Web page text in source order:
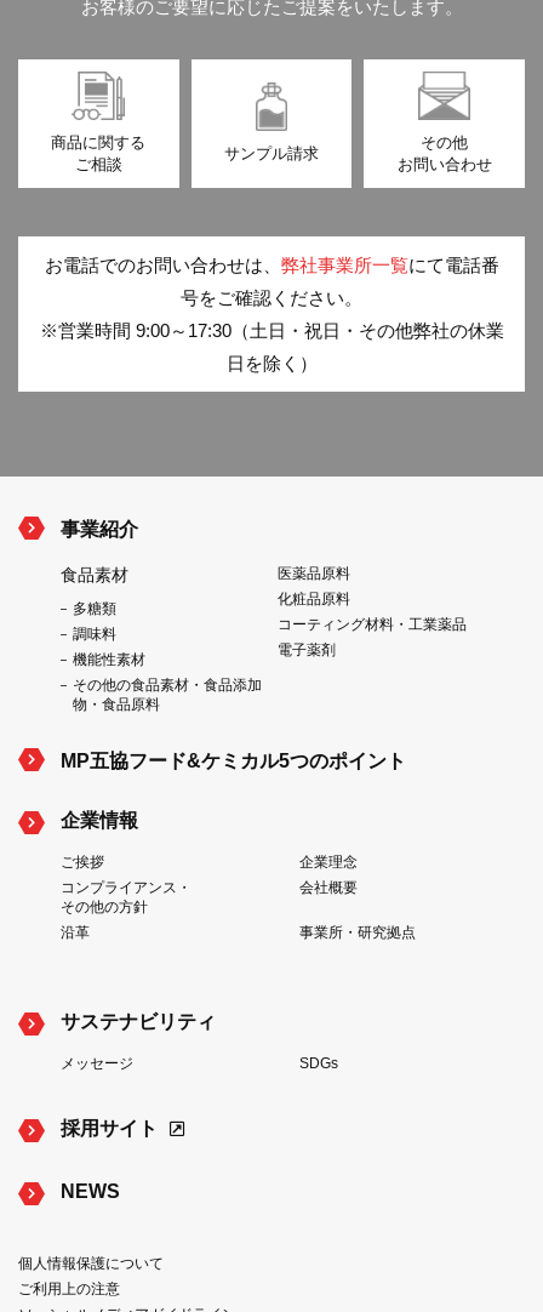
お客様のご要望に応じたご提案をいたします。
商品に関する
ご相談
サンプル請求
その他
お問い合わせ
お電話でのお問い合わせは、 弊社事業所一覧にて電話番
号をご確認ください。
※営業時間 9:00～17:30（土日・祝日・その他弊社の休業
日を除く）
事業紹介
食品素材
多糖類
調味料
機能性素材
その他の食品素材・食品添加
物・食品原料
医薬品原料
化粧品原料
コーティング材料・工業薬品
電子薬剤
MP五協フード&ケミカル5つのポイント
企業情報
ご挨拶
企業理念
コンプライアンス・
その他の方針
会社概要
沿革 事業所・研究拠点
サステナビリティ
メッセージ SDGs
採用サイト
NEWS
個人情報保護について
ご利用上の注意